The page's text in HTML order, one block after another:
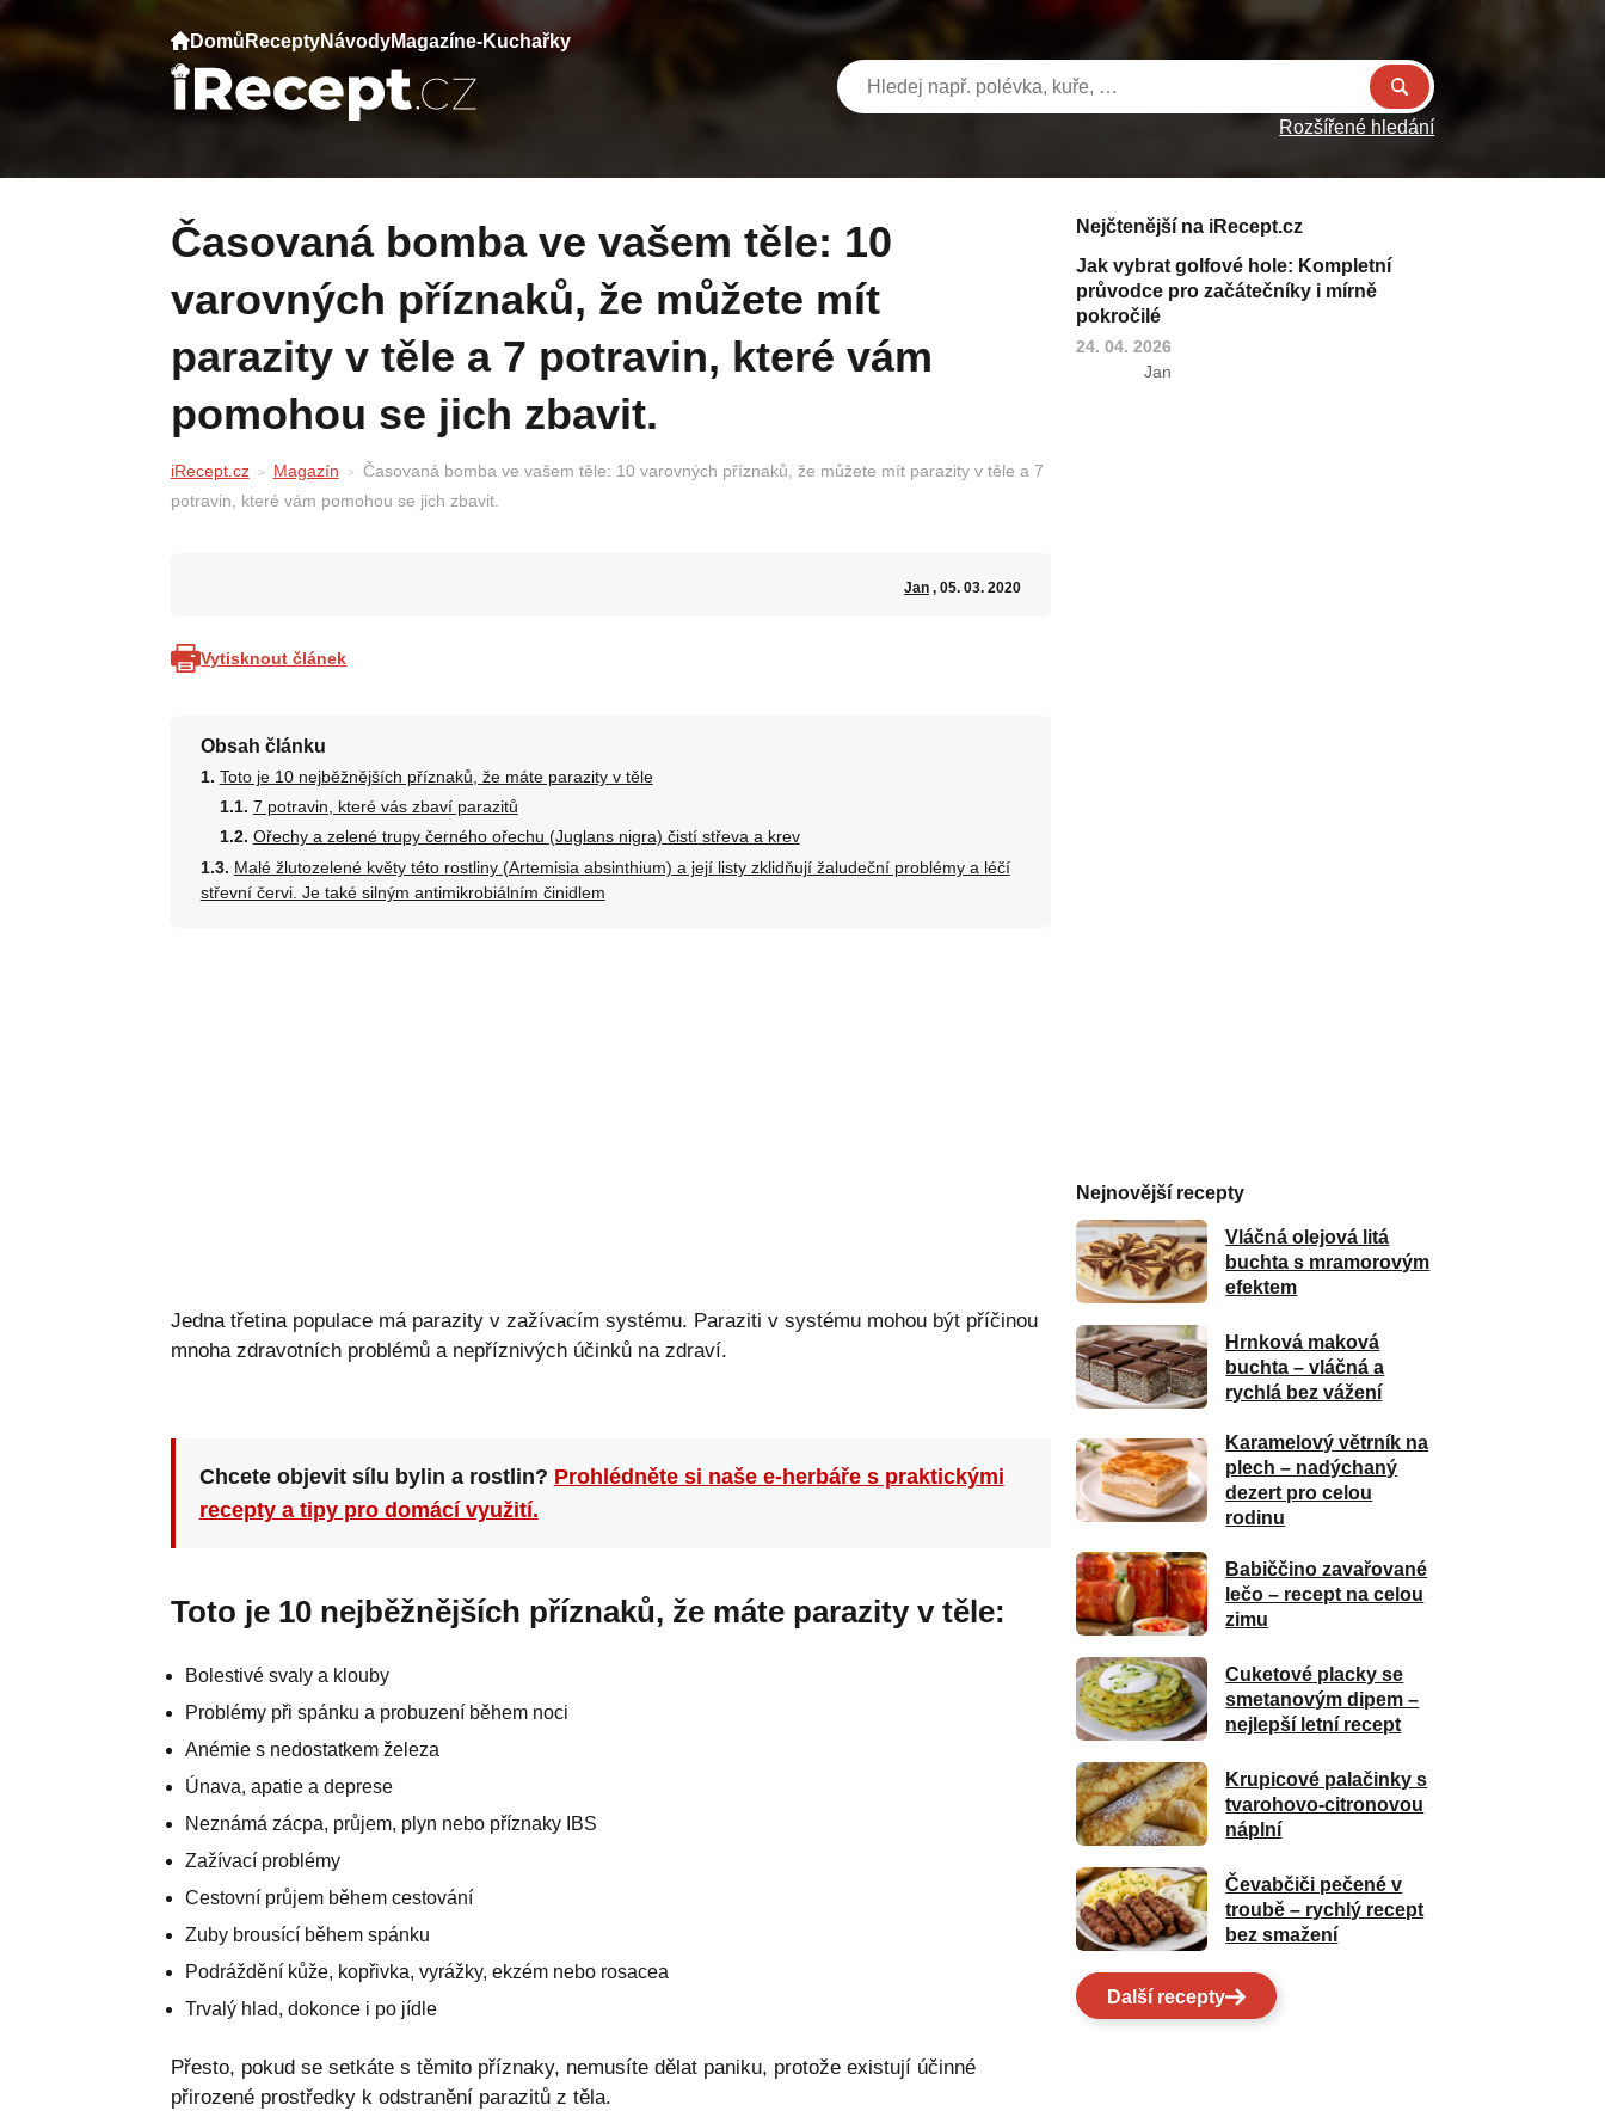
Domů ReceptyNávodyMagazíne-Kuchařky
Rozšířené hledání
Časovaná bomba ve vašem těle: 10
varovných příznaků, že můžete mít
parazity v těle a 7 potravin, které vám
pomohou se jich zbavit.
iRecept.cz Magazín
Časovaná bomba ve vašem těle: 10 varovných příznaků, že můžete mít parazity v těle a 7
potravin, které vám pomohou se jich zbavit.
Jan, 05. 03. 2020
Vytisknout článek
Obsah článku
Toto je 10 nejběžnějších příznaků, že máte parazity v těle
7 potravin, které vás zbaví parazitů
Ořechy a zelené trupy černého ořechu (Juglans nigra) čistí střeva a krev
Malé žlutozelené květy této rostliny (Artemisia absinthium) a její listy zklidňují žaludeční problémy a léčí
střevní červi. Je také silným antimikrobiálním činidlem
Jedna třetina populace má parazity v zažívacím systému. Paraziti v systému mohou být příčinou
mnoha zdravotních problémů a nepříznivých účinků na zdraví.
Chcete objevit sílu bylin a rostlin? Prohlédněte si naše e-herbáře s praktickými
recepty a tipy pro domácí využití.
Toto je 10 nejběžnějších příznaků, že máte parazity v těle:
Bolestivé svaly a klouby
Problémy při spánku a probuzení během noci
Anémie s nedostatkem železa
Únava, apatie a deprese
Neznámá zácpa, průjem, plyn nebo příznaky IBS
Zažívací problémy
Cestovní průjem během cestování
Zuby brousící během spánku
Podráždění kůže, kopřivka, vyrážky, ekzém nebo rosacea
Trvalý hlad, dokonce i po jídle
Přesto, pokud se setkáte s těmito příznaky, nemusíte dělat paniku, protože existují účinné
přirozené prostředky k odstranění parazitů z těla.
Nejčtenější na iRecept.cz
Jak vybrat golfové hole: Kompletní
průvodce pro začátečníky i mírně
pokročilé
24. 04. 2026
Jan
Nejnovější recepty
Vláčná olejová litá
buchta s mramorovým
efektem
Hrnková maková
buchta – vláčná a
rychlá bez vážení
Karamelový větrník na
plech – nadýchaný
dezert pro celou
rodinu
Babiččino zavařované
lečo – recept na celou
zimu
Cuketové placky se
smetanovým dipem –
nejlepší letní recept
Krupicové palačinky s
tvarohovo-citronovou
náplní
Čevabčiči pečené v
troubě – rychlý recept
bez smažení
Další recepty